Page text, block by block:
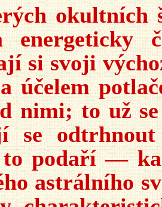
okultních
energeticky
si svoji
účelem
nimi; to už
se
to podaří —
astrálního